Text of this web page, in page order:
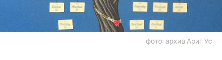
фото: архив Ариг Ус